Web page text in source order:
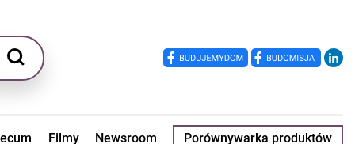
Filmy Newsroom Porównywarka produktów